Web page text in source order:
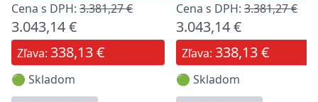
Cena s DPH: 3.381,27 €
3.043,14 €
Zľava: 338,13 €
🟢 Skladom
Cena s DPH: 3.381,27 €
3.043,14 €
Zľava: 338,13 €
🟢 Skladom